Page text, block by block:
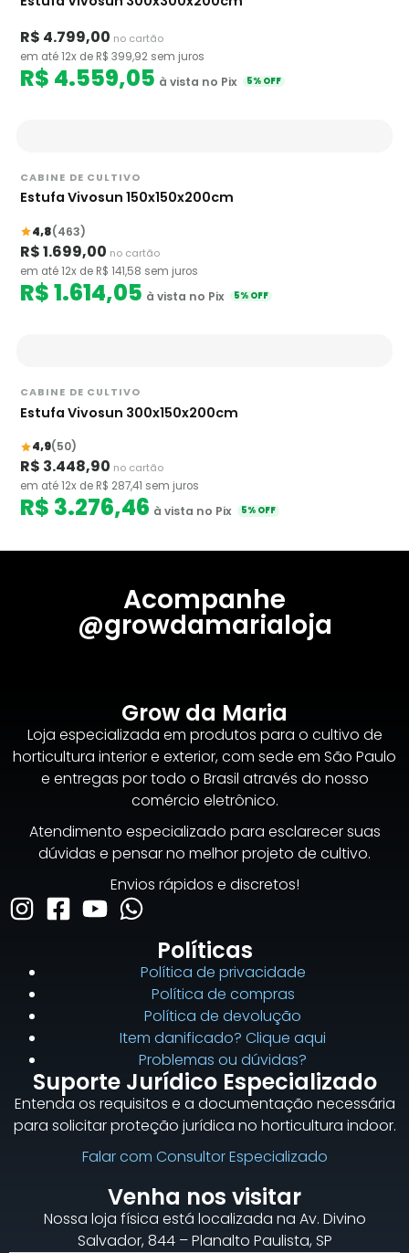
R$ 4.799,00 no cartão
em até 12x de R$ 399,92 sem juros
R$ 4.559,05 à vista no Pix 5% OFF
CABINE DE CULTIVO
Estufa Vivosun 150x150x200cm
4,8(463)
R$ 1.699,00 no cartão
em até 12x de R$ 141,58 sem juros
R$ 1.614,05 à vista no Pix 5% OFF
CABINE DE CULTIVO
Estufa Vivosun 300x150x200cm
4,9(50)
R$ 3.448,90 no cartão
em até 12x de R$ 287,41 sem juros
R$ 3.276,46 à vista no Pix 5% OFF
Acompanhe
@growdamarialoja
Grow da Maria
Loja especializada em produtos para o cultivo de
horticultura interior e exterior, com sede em São Paulo
e entregas por todo o Brasil através do nosso
comércio eletrônico.
Atendimento especializado para esclarecer suas
dúvidas e pensar no melhor projeto de cultivo.
Envios rápidos e discretos!
Políticas
Política de privacidade
Política de compras
Política de devolução
Item danificado? Clique aqui
Problemas ou dúvidas?
Suporte Jurídico Especializado
Entenda os requisitos e a documentação necessária
para solicitar proteção jurídica no horticultura indoor.
Falar com Consultor Especializado
Venha nos visitar
Nossa loja física está localizada na Av. Divino
Salvador, 844 – Planalto Paulista, SP